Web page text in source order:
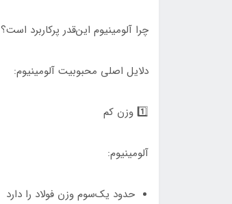
چرا آلومینیوم این‌قدر پرکاربرد است؟
دلایل اصلی محبوبیت آلومینیوم:
1️⃣ وزن کم
آلومینیوم:
حدود یک‌سوم وزن فولاد را دارد